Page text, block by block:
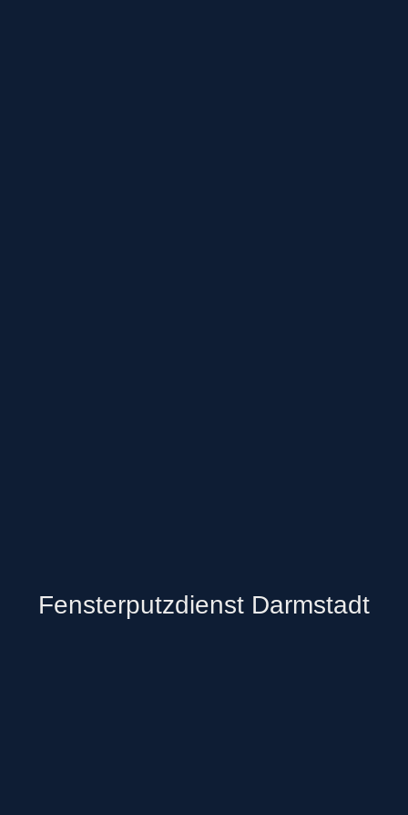
Fensterputzdienst Darmstadt